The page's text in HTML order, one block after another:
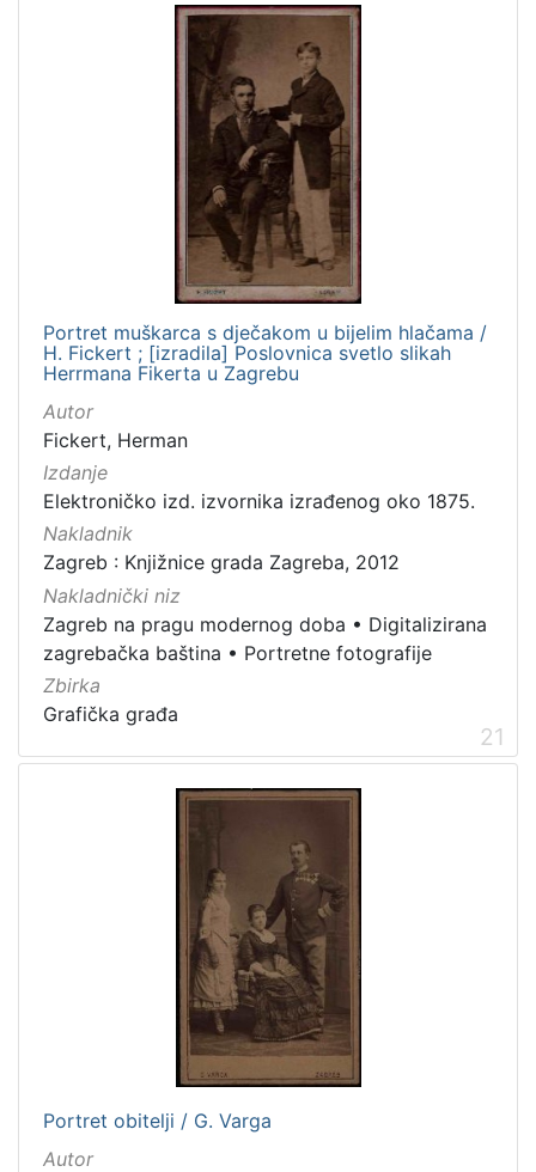
Portret muškarca s dječakom u bijelim hlačama /
H. Fickert ; [izradila] Poslovnica svetlo slikah
Herrmana Fikerta u Zagrebu
Autor
Fickert, Herman
Izdanje
Elektroničko izd. izvornika izrađenog oko 1875.
Nakladnik
Zagreb : Knjižnice grada Zagreba, 2012
Nakladnički niz
Zagreb na pragu modernog doba • Digitalizirana
zagrebačka baština • Portretne fotografije
Zbirka
Grafička građa
21
Portret obitelji / G. Varga
Autor